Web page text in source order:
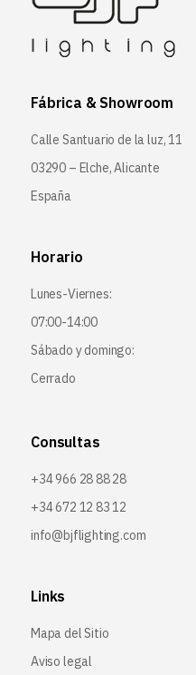
Fábrica & Showroom
Calle Santuario de la luz, 11
03290 – Elche, Alicante
España
Horario
Lunes-Viernes:
07:00-14:00
Sábado y domingo:
Cerrado
Consultas
+34 966 28 88 28
+34 672 12 83 12
info@bjflighting.com
Links
Mapa del Sitio
Aviso legal